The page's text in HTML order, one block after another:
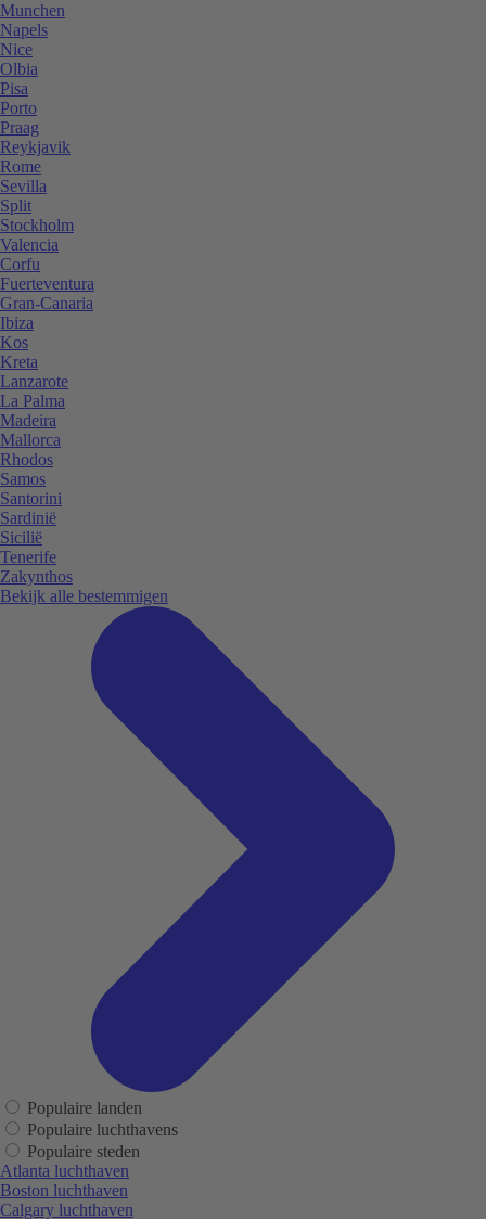
Munchen
Napels
Nice
Olbia
Pisa
Porto
Praag
Reykjavik
Rome
Sevilla
Split
Stockholm
Valencia
Corfu
Fuerteventura
Gran-Canaria
Ibiza
Kos
Kreta
Lanzarote
La Palma
Madeira
Mallorca
Rhodos
Samos
Santorini
Sardinië
Sicilië
Tenerife
Zakynthos
Bekijk alle bestemmigen
Populaire landen
Populaire luchthavens
Populaire steden
Atlanta luchthaven
Boston luchthaven
Calgary luchthaven